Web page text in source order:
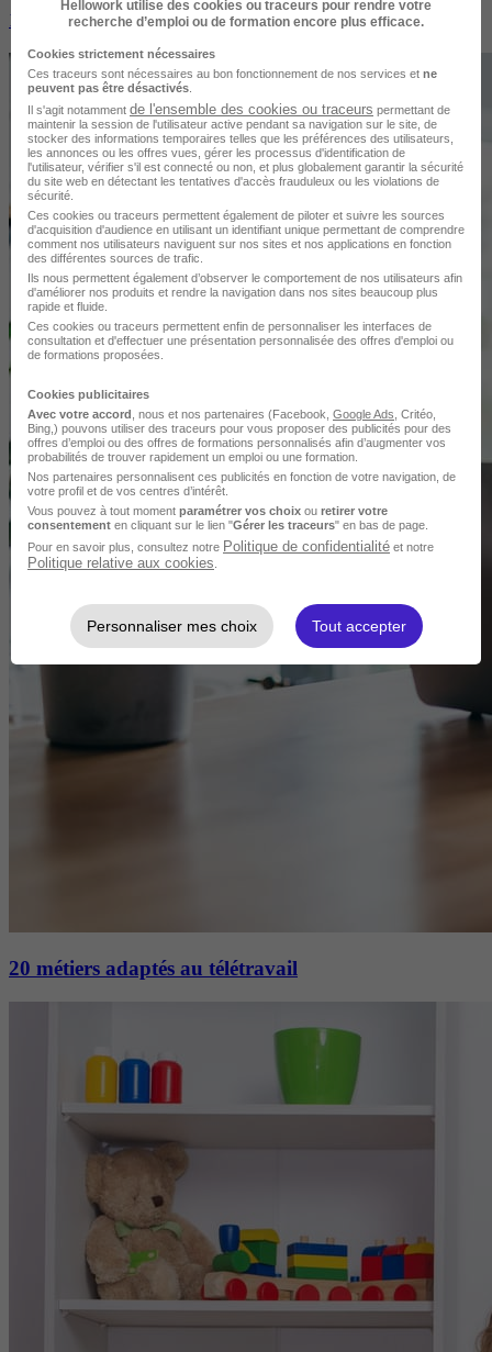
10 métiers de la santé qui recrutent
20 métiers adaptés au télétravail
Hellowork utilise des cookies ou traceurs pour rendre votre
recherche d’emploi ou de formation encore plus efficace.
Cookies strictement nécessaires
Ces traceurs sont nécessaires au bon fonctionnement de nos services et ne
peuvent pas être désactivés
Il s'agit notamment de l'ensemble des cookies ou traceurs permettant de
maintenir la session de l'utilisateur active pendant sa navigation sur le site, de
stocker des informations temporaires telles que les préférences des utilisateurs,
les annonces ou les offres vues, gérer les processus d'identification de
l'utilisateur, vérifier s'il est connecté ou non, et plus globalement garantir la sécurité
du site web en détectant les tentatives d'accès frauduleux ou les violations de
sécurité.
Ces cookies ou traceurs permettent également de piloter et suivre les sources
d'acquisition d'audience en utilisant un identifiant unique permettant de comprendre
comment nos utilisateurs naviguent sur nos sites et nos applications en fonction
des différentes sources de trafic.
Ils nous permettent également d’observer le comportement de nos utilisateurs afin
d'améliorer nos produits et rendre la navigation dans nos sites beaucoup plus
rapide et fluide.
Ces cookies ou traceurs permettent enfin de personnaliser les interfaces de
consultation et d'effectuer une présentation personnalisée des offres d'emploi ou
de formations proposées.
Cookies publicitaires
Avec votre accord , nous et nos partenaires (Facebook, Google Ads , Critéo,
Bing,) pouvons utiliser des traceurs pour vous proposer des publicités pour des
offres d’emploi ou des offres de formations personnalisés afin d’augmenter vos
probabilités de trouver rapidement un emploi ou une formation.
Nos partenaires personnalisent ces publicités en fonction de votre navigation, de
votre profil et de vos centres d’intérêt.
Vous pouvez à tout moment paramétrer vos choix ou retirer votre
consentement en cliquant sur le lien "Gérer les traceurs" en bas de page.
Pour en savoir plus, consultez notre Politique de confidentialité et notre
Politique relative aux cookies
Personnaliser mes choix Tout accepter